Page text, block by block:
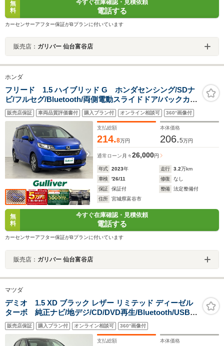
無
料
今すぐ在庫確認・見積依頼
電話する
カーセンサーアフター保証がBプランに付いています
販売店： ガリバー 仙台富谷店
ホンダ
フリード 1.5 ハイブリッド G ホンダセンシング/SDナ
ビ/フルセグ/Bluetooth/両側電動スライドドア/バックカメ
ラ/ETC/前席シートヒーター/ドライブレコーダー/衝突被
害軽減ブレーキ/車線逸脱防止/追従式クルーズコントロー
ル/LEDライト/禁煙車
販売店保証 車両品質評価書付 購入プラン付 オンライン相談可 360°画像付
支払総額
214.8万円
本体価格
206.5万円
通常ローン 月々26,000円
年式 2023年 走行 3.2万km
車検
'26/11 修復
なし
保証
保証付 整備
法定整備付
住所
宮城県富谷市
無
料
今すぐ在庫確認・見積依頼
電話する
カーセンサーアフター保証がBプランに付いています
販売店： ガリバー 仙台富谷店
マツダ
デミオ 1.5 XD ブラック レザー リミテッド ディーゼル
ターボ 純正ナビ/地デジ/CD/DVD再生/Bluetooth/USB/
バックカメラ/ETC/前方ドライブレコーダー/クルーズコン
トロール/純正フロアマット/純正16インチアルミホイール/
スマートキー/禁煙車
販売店保証 購入プラン付 オンライン相談可 360°画像付
支払総額 本体価格